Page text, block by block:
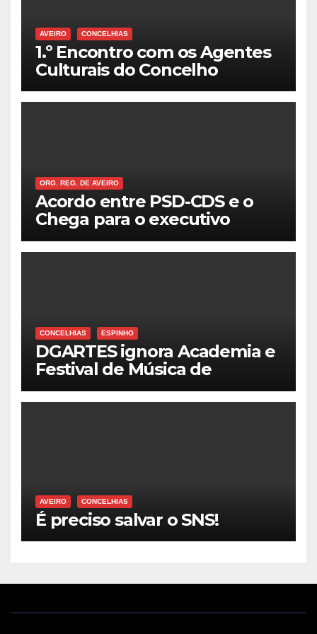
AVEIRO CONCELHIAS
1.º Encontro com os Agentes
Culturais do Concelho
ORG. REG. DE AVEIRO
Acordo entre PSD-CDS e o
Chega para o executivo
municipal em Aveiro
CONCELHIAS ESPINHO
DGARTES ignora Academia e
Festival de Música de
Espinho
AVEIRO CONCELHIAS
É preciso salvar o SNS!